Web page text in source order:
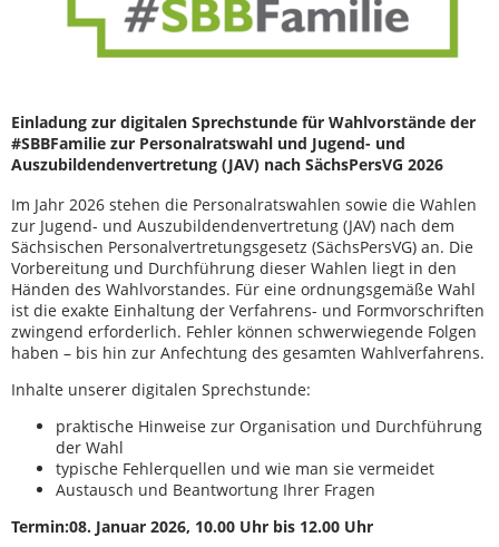
Einladung zur digitalen Sprechstunde für Wahlvorstände der
#SBBFamilie zur Personalratswahl und Jugend- und
Auszubildendenvertretung (JAV) nach SächsPersVG 2026
Im Jahr 2026 stehen die Personalratswahlen sowie die Wahlen
zur Jugend- und Auszubildendenvertretung (JAV) nach dem
Sächsischen Personalvertretungsgesetz (SächsPersVG) an. Die
Vorbereitung und Durchführung dieser Wahlen liegt in den
Händen des Wahlvorstandes. Für eine ordnungsgemäße Wahl
ist die exakte Einhaltung der Verfahrens- und Formvorschriften
zwingend erforderlich. Fehler können schwerwiegende Folgen
haben – bis hin zur Anfechtung des gesamten Wahlverfahrens.
Inhalte unserer digitalen Sprechstunde:
praktische Hinweise zur Organisation und Durchführung
der Wahl
typische Fehlerquellen und wie man sie vermeidet
Austausch und Beantwortung Ihrer Fragen
Termin:08. Januar 2026, 10.00 Uhr bis 12.00 Uhr